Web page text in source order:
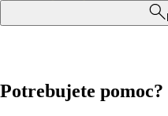
Potrebujete pomoc?